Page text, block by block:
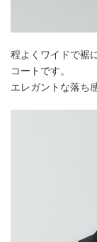
程よくワイドで裾
コートです。
エレガントな落ち